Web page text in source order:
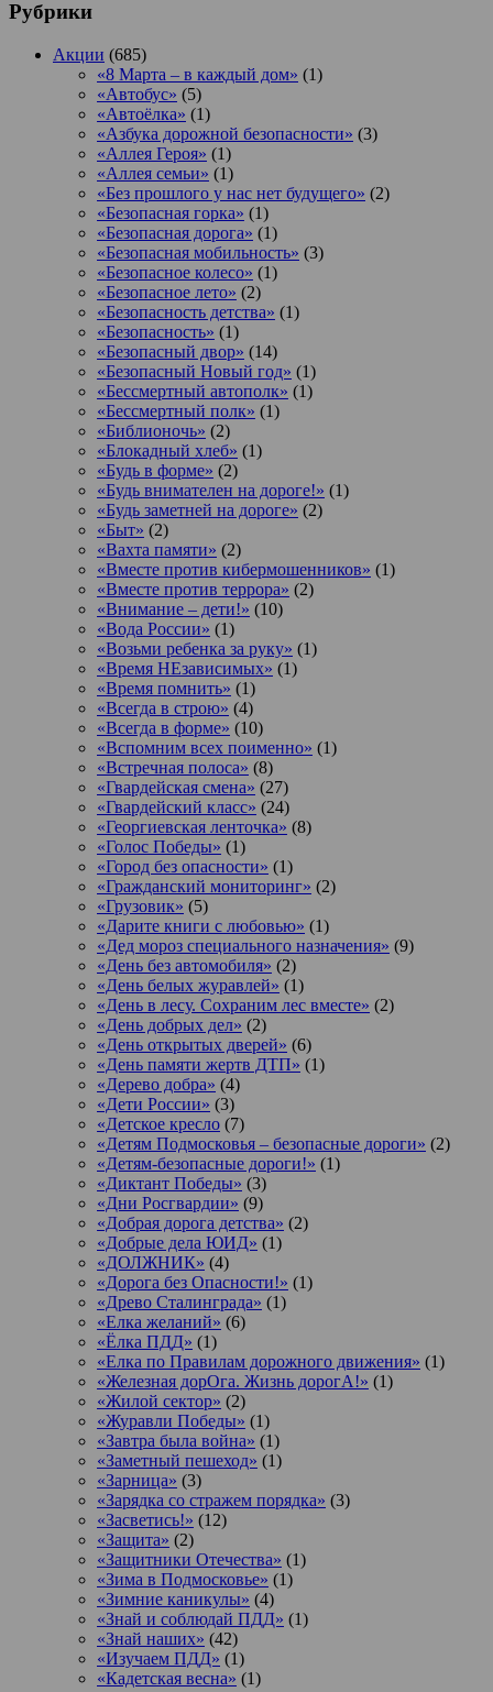
Рубрики
Акции (685)
«8 Марта – в каждый дом» (1)
«Автобус» (5)
«Автоёлка» (1)
«Азбука дорожной безопасности» (3)
«Аллея Героя» (1)
«Аллея семьи» (1)
«Без прошлого у нас нет будущего» (2)
«Безопасная горка» (1)
«Безопасная дорога» (1)
«Безопасная мобильность» (3)
«Безопасное колесо» (1)
«Безопасное лето» (2)
«Безопасность детства» (1)
«Безопасность» (1)
«Безопасный двор» (14)
«Безопасный Новый год» (1)
«Бессмертный автополк» (1)
«Бессмертный полк» (1)
«Библионочь» (2)
«Блокадный хлеб» (1)
«Будь в форме» (2)
«Будь внимателен на дороге!» (1)
«Будь заметней на дороге» (2)
«Быт» (2)
«Вахта памяти» (2)
«Вместе против кибермошенников» (1)
«Вместе против террора» (2)
«Внимание – дети!» (10)
«Вода России» (1)
«Возьми ребенка за руку» (1)
«Время НЕзависимых» (1)
«Время помнить» (1)
«Всегда в строю» (4)
«Всегда в форме» (10)
«Вспомним всех поименно» (1)
«Встречная полоса» (8)
«Гвардейская смена» (27)
«Гвардейский класс» (24)
«Георгиевская ленточка» (8)
«Голос Победы» (1)
«Город без опасности» (1)
«Гражданский мониторинг» (2)
«Грузовик» (5)
«Дарите книги с любовью» (1)
«Дед мороз специального назначения» (9)
«День без автомобиля» (2)
«День белых журавлей» (1)
«День в лесу. Сохраним лес вместе» (2)
«День добрых дел» (2)
«День открытых дверей» (6)
«День памяти жертв ДТП» (1)
«Дерево добра» (4)
«Дети России» (3)
«Детское кресло (7)
«Детям Подмосковья – безопасные дороги» (2)
«Детям-безопасные дороги!» (1)
«Диктант Победы» (3)
«Дни Росгвардии» (9)
«Добрая дорога детства» (2)
«Добрые дела ЮИД» (1)
«ДОЛЖНИК» (4)
«Дорога без Опасности!» (1)
«Древо Сталинграда» (1)
«Елка желаний» (6)
«Ёлка ПДД» (1)
«Елка по Правилам дорожного движения» (1)
«Железная дорОга. Жизнь дорогА!» (1)
«Жилой сектор» (2)
«Журавли Победы» (1)
«Завтра была война» (1)
«Заметный пешеход» (1)
«Зарница» (3)
«Зарядка со стражем порядка» (3)
«Засветись!» (12)
«Защита» (2)
«Защитники Отечества» (1)
«Зима в Подмосковье» (1)
«Зимние каникулы» (4)
«Знай и соблюдай ПДД» (1)
«Знай наших» (42)
«Изучаем ПДД» (1)
«Кадетская весна» (1)